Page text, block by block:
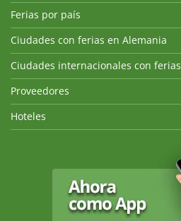
Ferias por país
Ciudades con ferias en Alemania
Ciudades internacionales con ferias
Proveedores
Hoteles